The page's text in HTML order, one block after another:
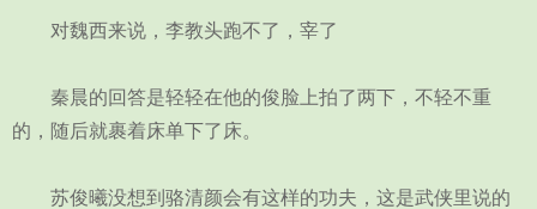
对魏西来说，李教头跑不了，宰了
秦晨的回答是轻轻在他的俊脸上拍了两下，不轻不重
的，随后就裹着床单下了床。
苏俊曦没想到骆清颜会有这样的功夫，这是武侠里说的